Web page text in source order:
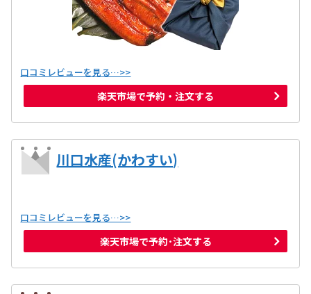
口コミレビューを見る…>>
楽天市場で予約・注文する
川口水産(かわすい)
口コミレビューを見る…>>
楽天市場で予約･注文する